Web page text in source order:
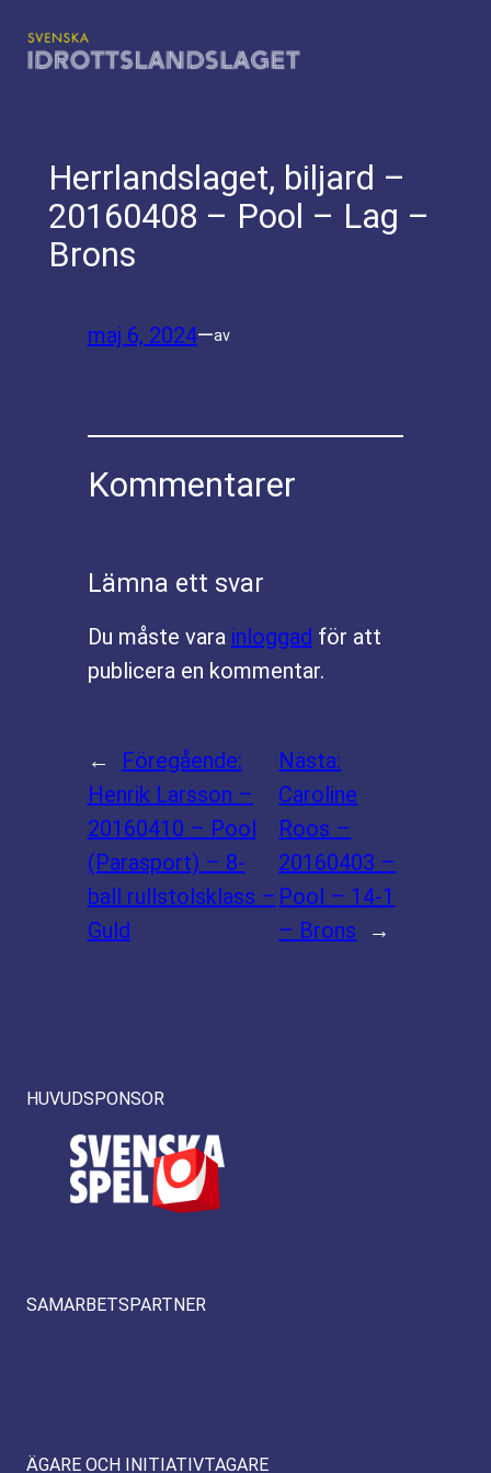
till
Herrlandslaget, biljard –
20160408 – Pool – Lag –
Brons
maj 6, 2024—av
Kommentarer
Lämna ett svar
Du måste vara inloggad för att
publicera en kommentar.
←
Föregående:
Henrik Larsson –
20160410 – Pool
(Parasport) – 8-
ball rullstolsklass –
Guld
Nästa:
Caroline
Roos –
20160403 –
Pool – 14-1
– Brons
→
HUVUDSPONSOR
SAMARBETSPARTNER
ÄGARE OCH INITIATIVTAGARE